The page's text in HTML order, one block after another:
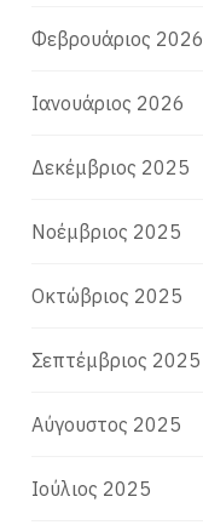
Φεβρουάριος 2026
Ιανουάριος 2026
Δεκέμβριος 2025
Νοέμβριος 2025
Οκτώβριος 2025
Σεπτέμβριος 2025
Αύγουστος 2025
Ιούλιος 2025